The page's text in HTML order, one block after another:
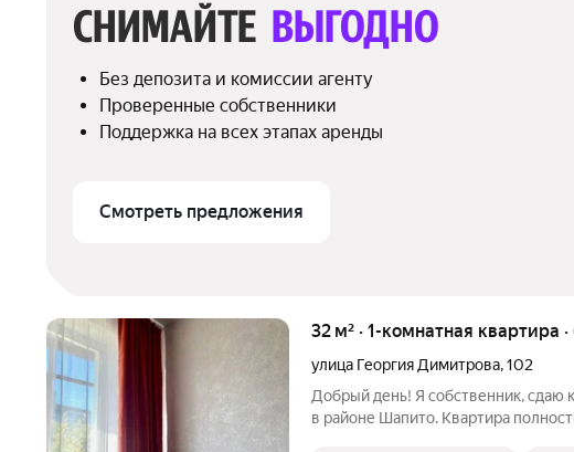
СНИМАЙТЕ ВЫГОДНО
Без депозита и комиссии агенту
Проверенные собственники
Поддержка на всех этапах аренды
Смотреть предложения
32 м² · 1-комнатная квартира
улица Георгия Димитрова,102
Добрый день! Я собственник, сдаю
в районе Шапито. Квартира